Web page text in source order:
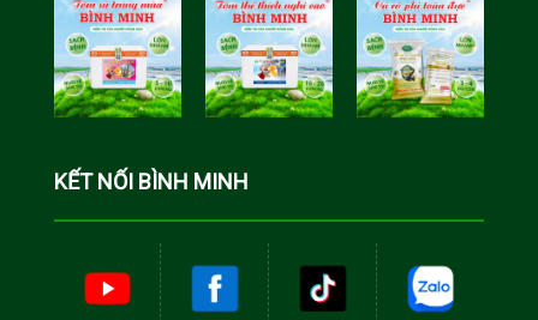
Hóa Bình
Minh
Học Bình
Minh
KẾT NỐI BÌNH MINH